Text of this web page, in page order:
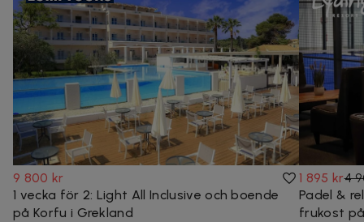
9 800 kr
1 vecka för 2: Light All Inclusive och boende
på Korfu i Grekland
1 895 kr4
Padel &
frukost